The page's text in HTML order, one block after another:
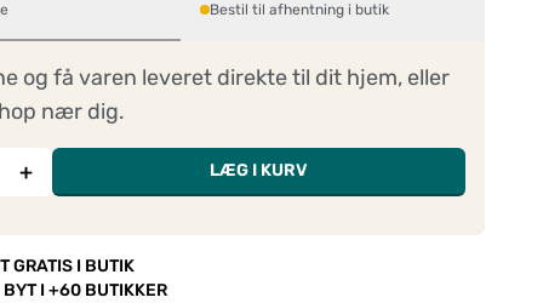
Bestil til afhentning i butik
og få varen leveret direkte til dit hjem, eller
nær dig.
+ LÆG I KURV
GRATIS I BUTIK
I +60 BUTIKKER